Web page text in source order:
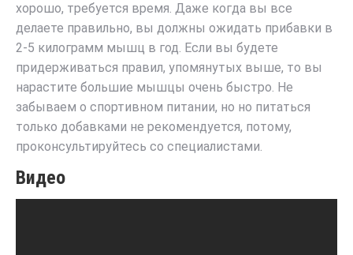
хорошо, требуется время. Даже когда вы все
делаете правильно, вы должны ожидать прибавки в
2-5 килограмм мышц в год. Если вы будете
придерживаться правил, упомянутых выше, то вы
нарастите большие мышцы очень быстро. Не
забываем о спортивном питании, но но питаться
только добавками не рекомендуется, потому,
проконсультируйтесь со специалистами.
Видео